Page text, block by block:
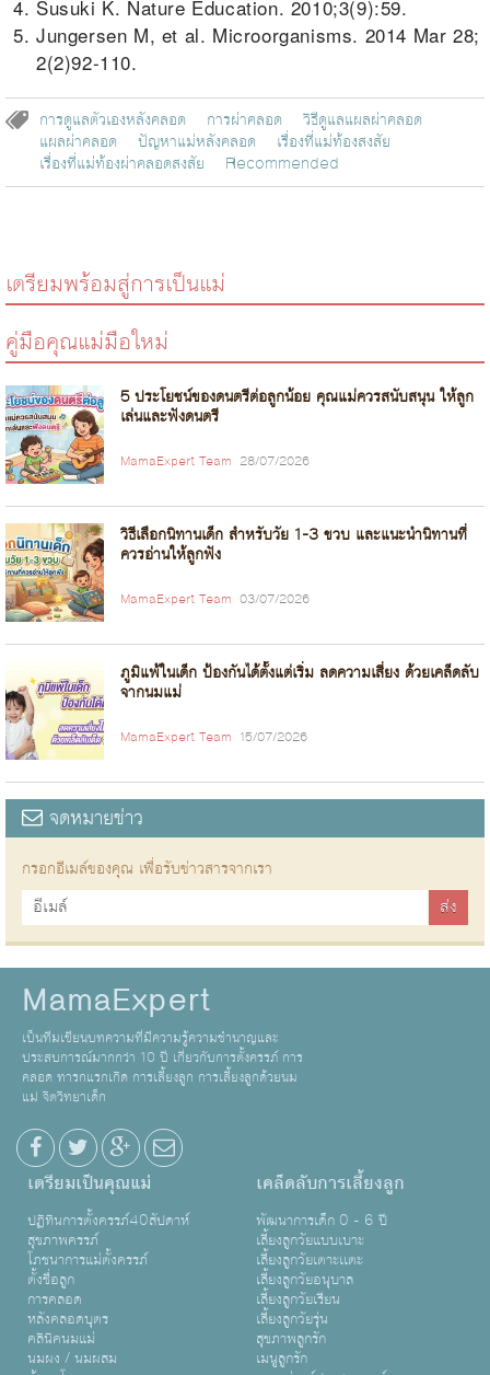
Susuki K. Nature Education. 2010;3(9):59.
Jungersen M, et al. Microorganisms. 2014 Mar 28;
2(2)92-110.
การดูแลตัวเองหลังคลอด การผ่าคลอด
วิธีดูแลแผลผ่าคลอด
แผลผ่าคลอด
ปัญหาแม่หลังคลอด
เรื่องที่แม่ท้องสงสัย
เรื่องที่แม่ท้องผ่าคลอดสงสัย
Recommended
เตรียมพร้อมสู่การเป็นแม่
คู่มือคุณแม่มือใหม่
5 ประโยชน์ของดนตรีต่อลูกน้อย คุณแม่ควรสนับสนุน ให้ลูก
เล่นและฟังดนตรี
MamaExpert Team 28/07/2026
วิธีเลือกนิทานเด็ก สำหรับวัย 1-3 ขวบ และแนะนำนิทานที่
ควรอ่านให้ลูกฟัง
MamaExpert Team 03/07/2026
ภูมิแพ้ในเด็ก ป้องกันได้ตั้งแต่เริ่ม ลดความเสี่ยง ด้วยเคล็ดลับ
จากนมแม่
MamaExpert Team 15/07/2026
จดหมายข่าว
กรอกอีเมล์ของคุณ เพื่อรับข่าวสารจากเรา
MamaExpert
เป็นทีมเขียนบทความที่มีความรู้ความชำนาญและ
ประสบการณ์มากกว่า 10 ปี เกี่ยวกับการตั้งครรภ์ การ
คลอด ทารกแรกเกิด การเลี้ยงลูก การเลี้ยงลูกด้วยนม
แม่ จิตวิทยาเด็ก
เตรียมเป็นคุณแม่
ปฏิทินการตั้งครรภ์40สัปดาห์
สุขภาพครรภ์
โภชนาการแม่ตั้งครรภ์
ตั้งชื่อลูก
การคลอด
หลังคลอดบุตร
คลินิคนมแม่
นมผง / นมผสม
เคล็ดลับการเลี้ยงลูก
พัฒนาการเด็ก 0 - 6 ปี
เลี้ยงลูกวัยแบบเบาะ
เลี้ยงลูกวัยเตาะเเตะ
เลี้ยงลูกวัยอนุบาล
เลี้ยงลูกวัยเรียน
เลี้ยงลูกวัยรุ่น
สุขภาพลูกรัก
เมนูลูกรัก